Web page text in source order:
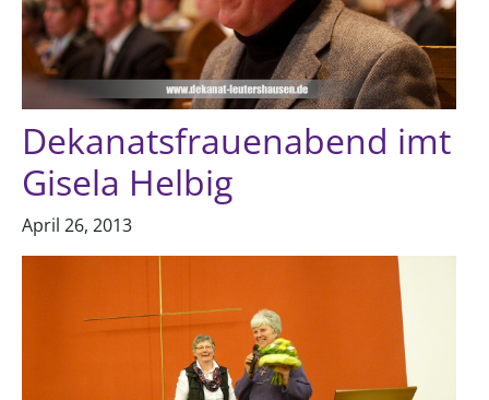
Dekanatsfrauenabend imt
Gisela Helbig
April 26, 2013